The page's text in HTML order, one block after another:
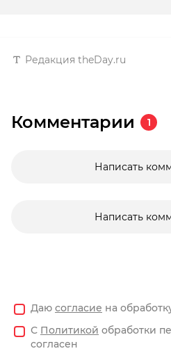
Редакция theDay.ru
Комментарии 1
Написать
Написать
Даю согласие на
С Политикой обработки
согласен